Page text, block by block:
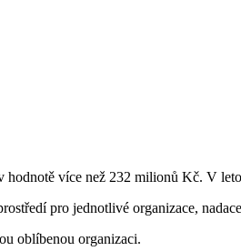
více než 232 milionů Kč. V
pro jednotlivé organizace,
oblíbenou organizaci.